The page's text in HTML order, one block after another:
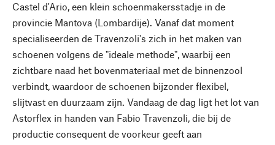
Castel d'Ario, een klein schoenmakersstadje in de
provincie Mantova (Lombardije). Vanaf dat moment
specialiseerden de Travenzoli's zich in het maken van
schoenen volgens de "ideale methode", waarbij een
zichtbare naad het bovenmateriaal met de binnenzool
verbindt, waardoor de schoenen bijzonder flexibel,
slijtvast en duurzaam zijn. Vandaag de dag ligt het lot van
Astorflex in handen van Fabio Travenzoli, die bij de
productie consequent de voorkeur geeft aan